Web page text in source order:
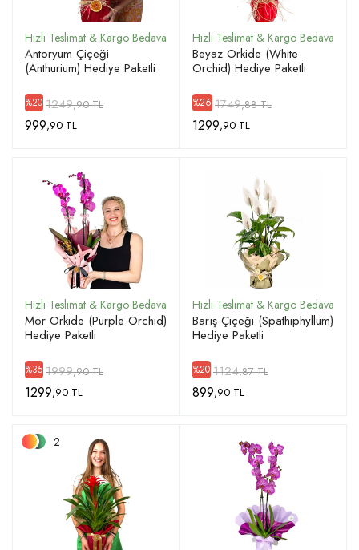
Antoryum Çiçeği
(Anthurium) Hediye Paketli
%20 1249,90 TL
999,90 TL
Beyaz Orkide (White
Orchid) Hediye Paketli
%26 1749,88 TL
1299,90 TL
Mor Orkide (Purple Orchid)
Hediye Paketli
%35 1999,90 TL
1299,90 TL
Barış Çiçeği (Spathiphyllum)
Hediye Paketli
%20 1124,87 TL
899,90 TL
2